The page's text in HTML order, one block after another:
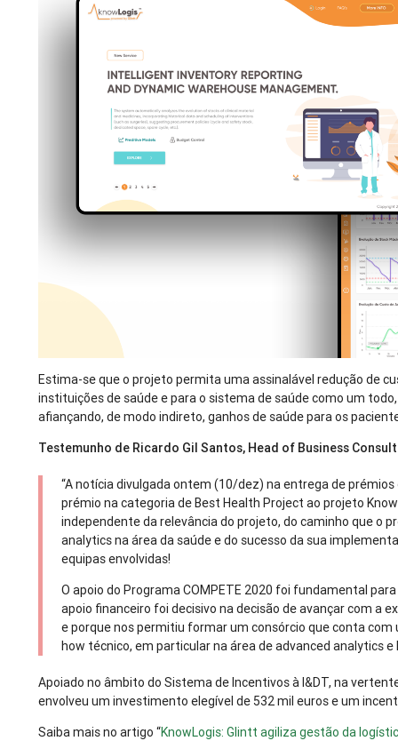
Estima-se que o projeto permita uma assinalável redução de
instituições de saúde e para o sistema de saúde como um
afiançando, de modo indireto, ganhos de saúde para os
Testemunho de Ricardo Gil Santos, Head of Business
“A notícia divulgada ontem (10/dez) na entrega de
prémio na categoria de Best Health Project ao projeto
independente da relevância do projeto, do caminho que o
analytics na área da saúde e do sucesso da sua
equipas envolvidas!
O apoio do Programa COMPETE 2020 foi fundamental
apoio financeiro foi decisivo na decisão de avançar com a
e porque nos permitiu formar um consórcio que conta
how técnico, em particular na área de advanced analytics e
Apoiado no âmbito do Sistema de Incentivos à I&DT, na
envolveu um investimento elegível de 532 mil euros e um
Saiba mais no artigo “KnowLogis: Glintt agiliza gestão da